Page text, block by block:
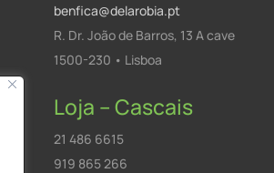
benfica@delarobia.pt
R. Dr. João de Barros, 13 A cave
1500-230 • Lisboa
Loja – Cascais
21 486 6615
919 865 266